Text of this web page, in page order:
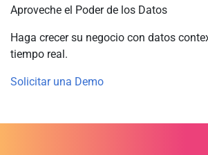
Aproveche el Poder de los Datos
Haga crecer su negocio con datos
tiempo real.
Solicitar una Demo